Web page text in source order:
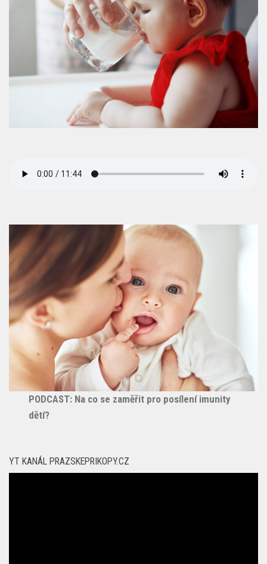
PODCAST: Na co se zaměřit pro posílení imunity
dětí?
YT KANÁL PRAZSKEPRIKOPY.CZ